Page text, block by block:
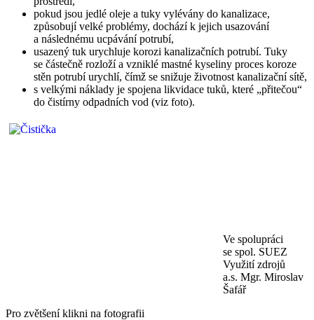
pokud jsou jedlé oleje a tuky vylévány do kanalizace,
způsobují velké problémy, dochází k jejich usazování
a následnému ucpávání potrubí,
usazený tuk urychluje korozi kanalizačních potrubí. Tuky
se částečně rozloží a vzniklé mastné kyseliny proces koroze
stěn potrubí urychlí, čímž se snižuje životnost kanalizační sítě,
s velkými náklady je spojena likvidace tuků, které „přitečou“
do čistírny odpadních vod (viz foto).
Ve spolupráci
se spol. SUEZ
Využití zdrojů
a.s. Mgr. Miroslav
Šafář
Pro zvětšení klikni na fotografii